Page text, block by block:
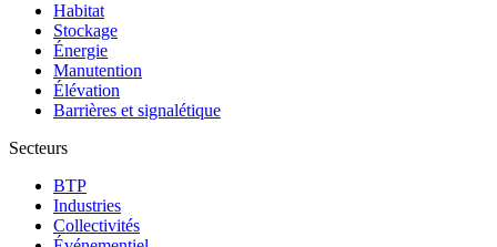
Habitat
Stockage
Énergie
Manutention
Élévation
Barrières et signalétique
Secteurs
BTP
Industries
Collectivités